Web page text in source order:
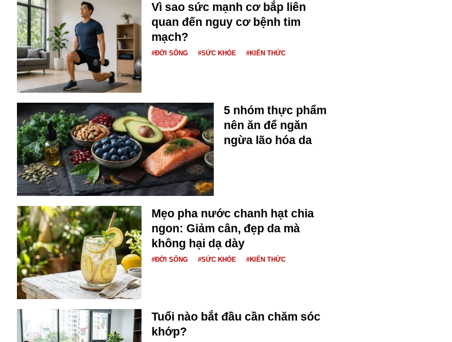
Bói toán
Bóng đá
Bill Gates
BĐS
Bí ẩn
Bitcoin
Báo Nga có gì?
Biển Đông
Barrack Obama
Bắc Kinh
Buôn bán ở Nga
Bộ Quốc phòng
Bác Hồ
Bộ Y tế
Bão tuyết
Bệnh viện
Bản quyền
Bảo tàng
Blockchain
Bộ Ngoại giao
Bình Dương
Biển Đen
Boeing
Bình Định
Bulgaria
Biến chủng
Vì sao sức mạnh cơ bắp liên
quan đến nguy cơ bệnh tim
mạch?
#ĐỜI SỐNG #SỨC KHỎE #KIẾN THỨC
5 nhóm thực phẩm
nên ăn để ngăn
ngừa lão hóa da
Mẹo pha nước chanh hạt chia
ngon: Giảm cân, đẹp da mà
không hại dạ dày
#ĐỜI SỐNG #SỨC KHỎE #KIẾN THỨC
Tuổi nào bắt đầu cần chăm sóc
khớp?